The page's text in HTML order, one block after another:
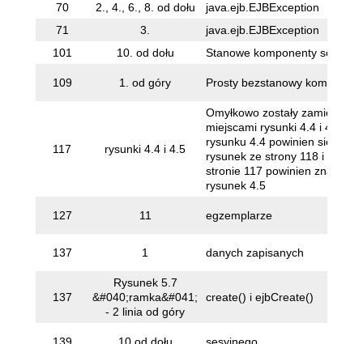
70 2., 4., 6., 8. od dołu
java.ejb.EJBException
71
3.
java.ejb.EJBException
101
10. od dołu Stanowe komponenty sesyjne
109 1. od góry Prosty bezstanowy
117 rysunki 4.4 i 4.5
Omyłkowo zostały zamienione
miejscami rysunki 4.4 i 4.5. W
rysunku 4.4 powinien się
rysunek ze strony 118 i na
stronie 117 powinien znaleźć
rysunek 4.5
127 11 egzemplarze
137 1 danych zapisanych
137
Rysunek 5.7
&#040;ramka&#041;
- 2 linia od góry
create() i ejbCreate()